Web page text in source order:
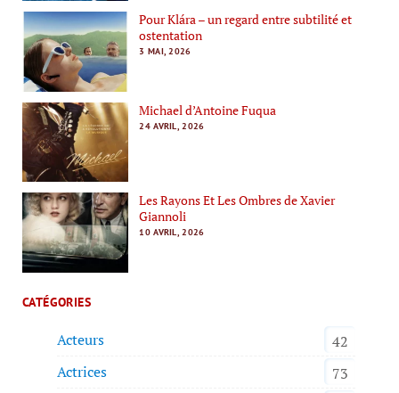
Pour Klára – un regard entre subtilité et
ostentation
3 MAI, 2026
Michael d’Antoine Fuqua
24 AVRIL, 2026
Les Rayons Et Les Ombres de Xavier
Giannoli
10 AVRIL, 2026
CATÉGORIES
Acteurs
42
Actrices
73